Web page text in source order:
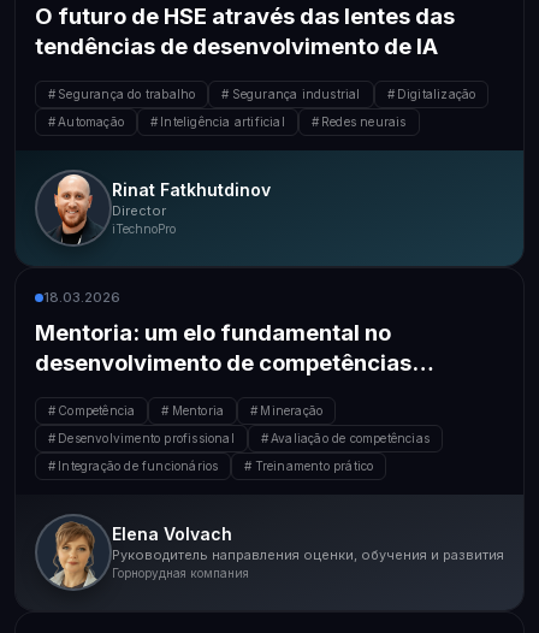
O futuro de HSE através das lentes das
tendências de desenvolvimento de IA
Segurança do trabalho Segurança industrial
Digitalização
Automação
Inteligência artificial Redes neurais
Rinat Fatkhutdinov
Director
iTechnoPro
18.03.2026
Mentoria: um elo fundamental no
desenvolvimento de competências
profissionais
Competência Mentoria
Mineração
Desenvolvimento profissional
Avaliação de competências
Integração de funcionários
Treinamento prático
Elena Volvach
Руководитель направления оценки, обучения и развития
Горнорудная компания